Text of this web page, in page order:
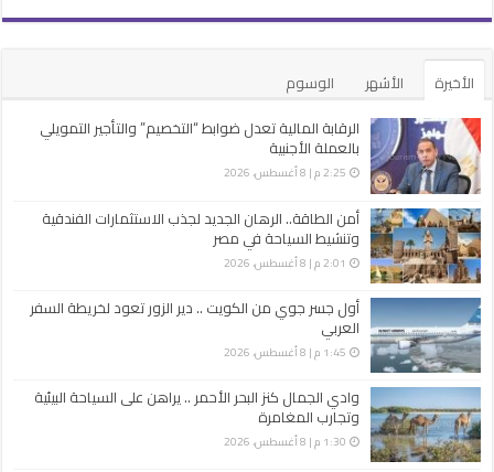
الأخيرة الأشهر
الوسوم
الرقابة المالية تعدل ضوابط “التخصيم” والتأجير التمويلي
بالعملة الأجنبية
2:25 م | 8 أغسطس، 2026
أمن الطاقة.. الرهان الجديد لجذب الاستثمارات الفندقية
وتنشيط السياحة في مصر
2:01 م | 8 أغسطس، 2026
أول جسر جوي من الكويت .. دير الزور تعود لخريطة السفر
العربي
1:45 م | 8 أغسطس، 2026
وادي الجمال كنز البحر الأحمر .. يراهن على السياحة البيئية
وتجارب المغامرة
1:30 م | 8 أغسطس، 2026